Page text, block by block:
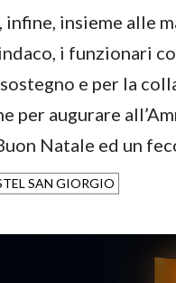
infine, insieme alle
i funzionari
e per la
per augurare
Natale ed un
SAN GIORGIO